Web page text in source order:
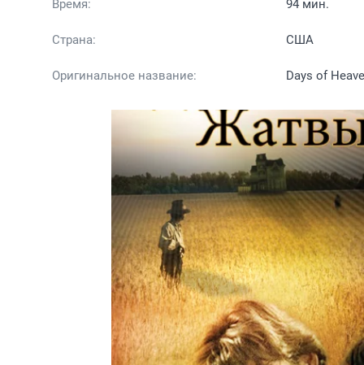
Время: 94 мин.
Страна: США
Оригинальное название: Days of